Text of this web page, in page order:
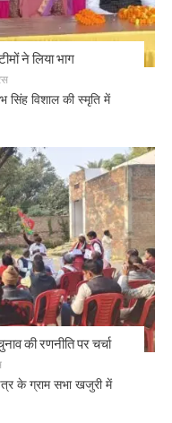
ने लिया भाग
सिंह विशाल की स्मृति में
की रणनीति पर चर्चा
के ग्राम सभा खजुरी में